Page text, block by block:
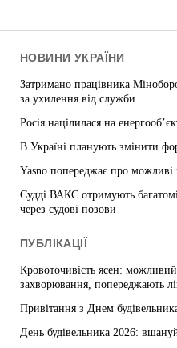
НОВИНИ УКРАЇНИ
Затримано працівника
за ухилення від служби
Росія націлилася на
В Україні планують змінити
Yasno попереджає про можливі
Судді ВАКС отримують
через судові позови
ПУБЛІКАЦІЇ
Кровоточивість ясен:
захворювання, попереджають
Привітання з Днем
День будівельника 2026: